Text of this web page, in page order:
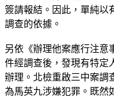
簽請報結。因此，單純以
調查的依據。
另依《辦理他案應行注意
件經調查後，發現有特定
辦理。北檢重啟三中案調
為馬英九涉嫌犯罪。既然